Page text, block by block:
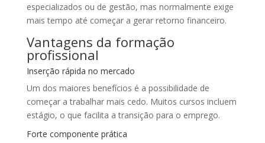
especializados ou de gestão, mas normalmente exige
mais tempo até começar a gerar retorno financeiro.
Vantagens da formação
profissional
Inserção rápida no mercado
Um dos maiores benefícios é a possibilidade de
começar a trabalhar mais cedo. Muitos cursos incluem
estágio, o que facilita a transição para o emprego.
Forte componente prática